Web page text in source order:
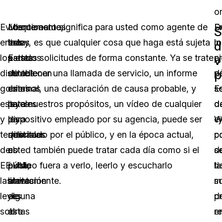
Evidentemente,
entre
los
distintos
gobiernos
estatales
y
territoriales
de
EE.UU.,
las
leyes
sobre
Los
tres
Estados
establecen
en
la
ley
que
no
existe
limitación
alguna
al
Mencionamos
estas
partes
de
estas
leyes
para
destacar
el
punto
clave
de
estas
Lo que esto significa para usted como agente de
la ley, es que cualquier cosa que haga está sujeta
a estas solicitudes de forma constante. Ya se trate
de rellenar una llamada de servicio, un informe
criminal, una declaración de causa probable, y
para nuestros propósitos, un vídeo de cualquier
dispositivo empleado por su agencia, puede ser
solicitado por el público, y en la época actual,
usted también puede tratar cada día como si el
público fuera a verlo, leerlo y escucharlo
atentamente.